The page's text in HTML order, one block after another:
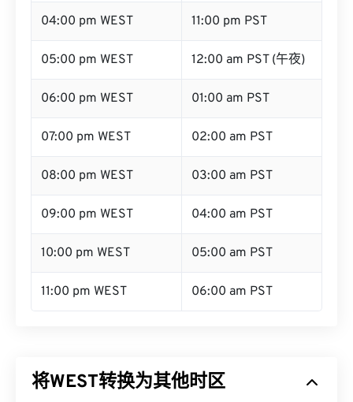
04:00 pm WEST 11:00 pm PST
05:00 pm WEST 12:00 am PST (午夜)
06:00 pm WEST 01:00 am PST
07:00 pm WEST 02:00 am PST
08:00 pm WEST 03:00 am PST
09:00 pm WEST 04:00 am PST
10:00 pm WEST 05:00 am PST
11:00 pm WEST 06:00 am PST
将WEST转换为其他时区